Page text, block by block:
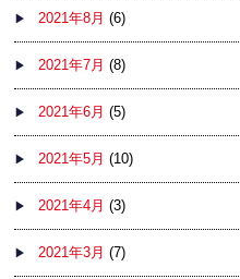
2021年8月 (6)
2021年7月 (8)
2021年6月 (5)
2021年5月 (10)
2021年4月 (3)
2021年3月 (7)